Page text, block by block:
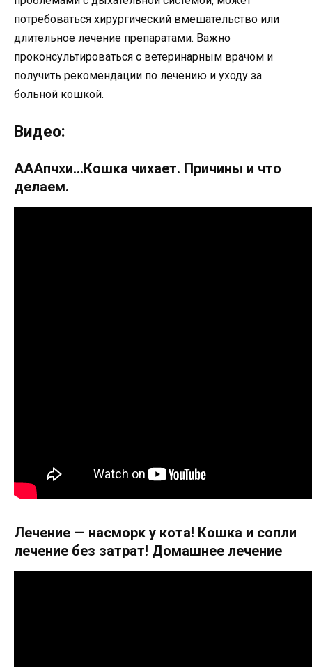
потребоваться хирургический вмешательство или
длительное лечение препаратами. Важно
проконсультироваться с ветеринарным врачом и
получить рекомендации по лечению и уходу за
больной кошкой.
Видео:
АААпчхи…Кошка чихает. Причины и что
делаем.
Лечение — насморк у кота! Кошка и сопли
лечение без затрат! Домашнее лечение